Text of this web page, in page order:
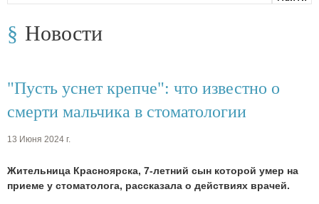
Новости
"Пусть уснет крепче": что известно о
смерти мальчика в стоматологии
13 Июня 2024 г.
Жительница Красноярска, 7-летний сын которой умер на
приеме у стоматолога, рассказала о действиях врачей.